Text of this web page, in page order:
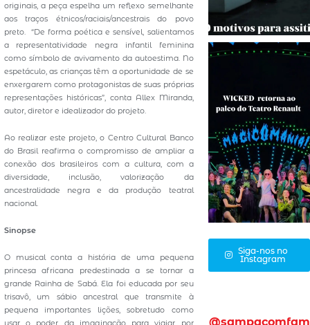
originais, a peça espelha um reflexo semelhante
aos traços étnicos/raciais/ancestrais do povo
preto. “De forma poética e sensível, salientamos
a representatividade negra infantil feminina
como símbolo de avivamento da autoestima. No
espetáculo, as crianças têm a oportunidade de se
enxergarem como protagonistas de suas próprias
representações históricas”, conta Allex Miranda,
autor, diretor e idealizador do projeto.
Ao realizar este projeto, o Centro Cultural Banco
do Brasil reafirma o compromisso de ampliar a
conexão dos brasileiros com a cultura, com a
diversidade, inclusão, valorização da
ancestralidade negra e da produção teatral
nacional.
Sinopse
O musical conta a história de uma pequena
princesa africana predestinada a se tornar a
grande Rainha de Sabá. Ela foi educada por seu
trisavô, um sábio ancestral que transmite à
pequena importantes lições, sobretudo como
usar o poder da imaginação para viajar por
Siga-nos no
Instagram
@sampacomfam